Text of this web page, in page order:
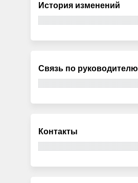
История изменений
Связь по руководителю
Контакты